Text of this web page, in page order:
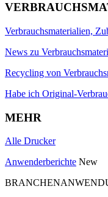
Verbrauchsmaterialien,
News zu
Recycling von
Habe ich Original-
MEHR
Alle Drucker
Anwenderberichte New